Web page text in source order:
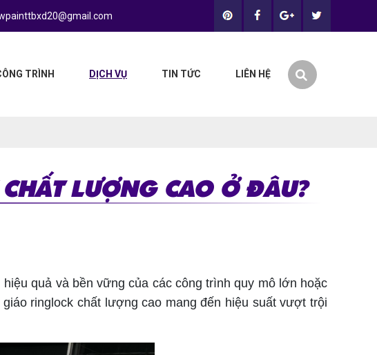
TRÌNH DỊCH VỤ TIN TỨC LIÊN HỆ
LƯỢNG CAO Ở ĐÂU?
quả và bền vững của các công trình quy mô lớn hoặc
ringlock chất lượng cao mang đến hiệu suất vượt trội